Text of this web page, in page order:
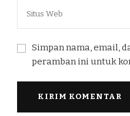
Simpan nama, email,
peramban ini untuk